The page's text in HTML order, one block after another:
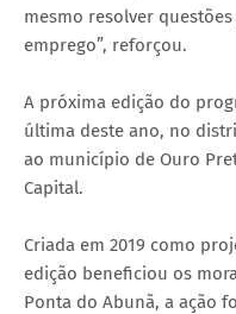
mesmo resolver
emprego”, reforçou.
A próxima edição do
última deste ano, no
ao município de Ouro
Capital.
Criada em 2019 como
edição beneficiou os
Ponta do Abunã, a ação